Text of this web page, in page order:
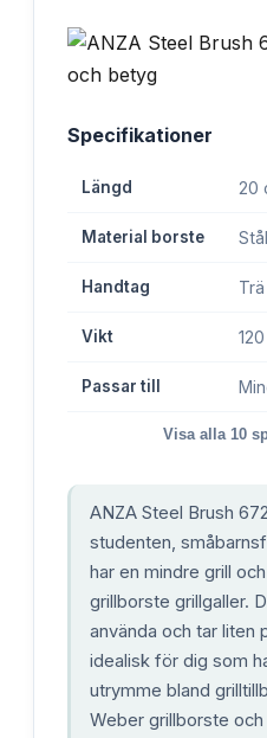
Specifikationer
Längd 20
Material borste Stål
Handtag Trä
Vikt
Passar till
Visa alla 10
ANZA Steel Brush
studenten,
har en mindre grill
grillborste grillgaller.
använda och tar liten
idealisk för dig som
utrymme bland
Weber grillborste